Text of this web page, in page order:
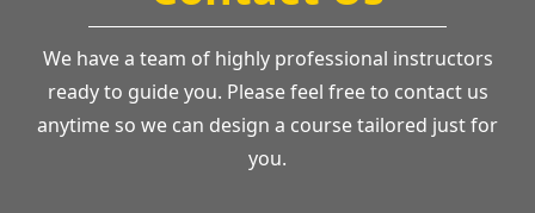
We have a team of highly professional instructors
ready to guide you. Please feel free to contact us
anytime so we can design a course tailored just for
you.